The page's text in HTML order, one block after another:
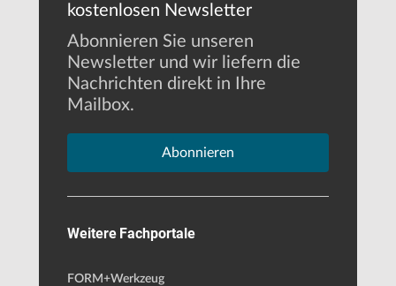
kostenlosen Newsletter
Abonnieren Sie unseren
Newsletter und wir liefern die
Nachrichten direkt in Ihre
Mailbox.
Abonnieren
Weitere Fachportale
FORM+Werkzeug